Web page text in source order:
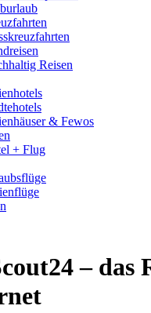
Reisen
& Fewos
+ Flug
– das